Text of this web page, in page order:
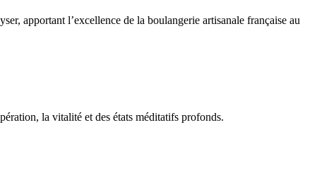
apportant l’excellence de la boulangerie artisanale française au
la vitalité et des états méditatifs profonds.